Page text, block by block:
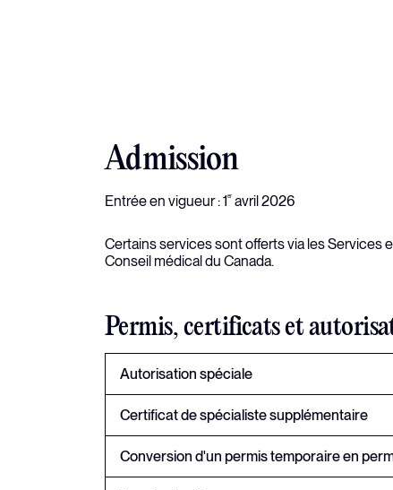
Admission
Entrée en vigueur : 1er avril 2026
Certains services sont offerts via les Services
Conseil médical du Canada.
Permis, certificats et
Autorisation spéciale
Certificat de spécialiste supplémentaire
Conversion d'un permis temporaire en